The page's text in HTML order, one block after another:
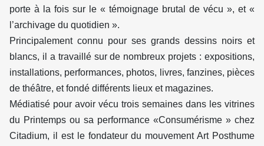
porte à la fois sur le « témoignage brutal de vécu », et «
l’archivage du quotidien ».
Principalement connu pour ses grands dessins noirs et
blancs, il a travaillé sur de nombreux projets : expositions,
installations, performances, photos, livres, fanzines, pièces
de théâtre, et fondé différents lieux et magazines.
Médiatisé pour avoir vécu trois semaines dans les vitrines
du Printemps ou sa performance «Consumérisme » chez
Citadium, il est le fondateur du mouvement Art Posthume